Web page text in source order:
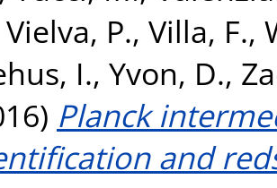
Vielva, P., Villa, F.,
I., Yvon, D.,
Planck
and